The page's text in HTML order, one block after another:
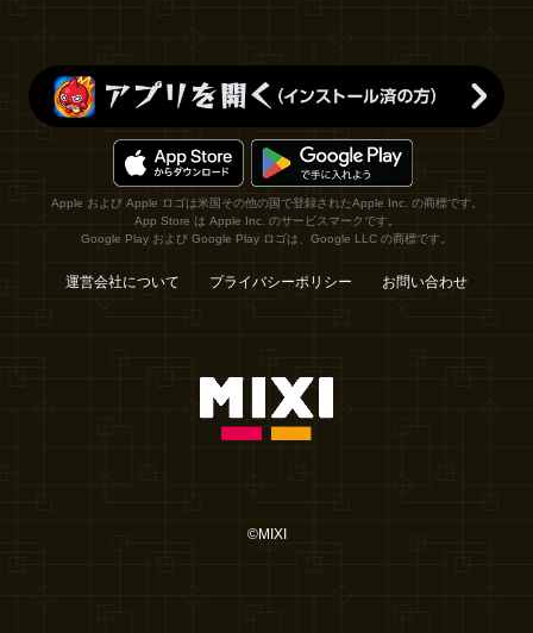
Apple および Apple ロゴは米国その他の国で登録されたApple Inc. の商標です。
App Store は Apple Inc. のサービスマークです。
Google Play および Google Play ロゴは、Google LLC の商標です。
運営会社について プライバシーポリシー お問い合わせ
©MIXI